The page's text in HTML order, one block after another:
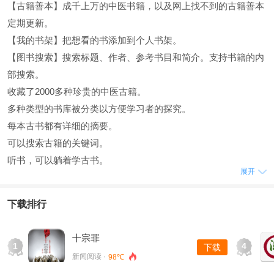
【古籍善本】成千上万的中医书籍，以及网上找不到的古籍善本
定期更新。
【我的书架】把想看的书添加到个人书架。
【图书搜索】搜索标题、作者、参考书目和简介。支持书籍的内
部搜索。
收藏了2000多种珍贵的中医古籍。
多种类型的书库被分类以方便学习者的探究。
每本古书都有详细的摘要。
可以搜索古籍的关键词。
听书，可以躺着学古书。
展开
下载排行
1
十宗罪
新闻阅读 · 98℃
下载 4